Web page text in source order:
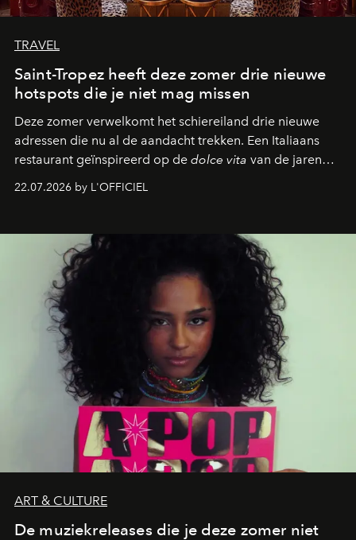
TRAVEL
Saint-Tropez heeft deze zomer drie nieuwe
hotspots die je niet mag missen
Deze zomer verwelkomt het schiereiland drie nieuwe
adressen die nu al de aandacht trekken. Een Italiaans
restaurant geïnspireerd op de dolce vita van de jaren
verandert in een bruisende ontmoetingsplek en de
neerstrijkt in Saint-Tropez. Dit zijn de nieuwe adressen
die deze zomer de toon zetten, van lange lunches tot
zwoele nachten.
22.07.2026 by L'OFFICIEL
ART & CULTURE
De muziekreleases die je deze zomer niet